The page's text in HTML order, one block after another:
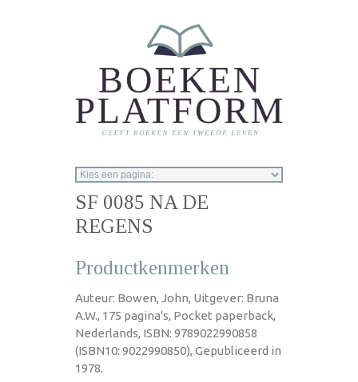
SF 0085 NA DE
REGENS
Productkenmerken
Auteur: Bowen, John, Uitgever: Bruna
A.W., 175 pagina's, Pocket paperback,
Nederlands, ISBN: 9789022990858
(ISBN10: 9022990850), Gepubliceerd in
1978.